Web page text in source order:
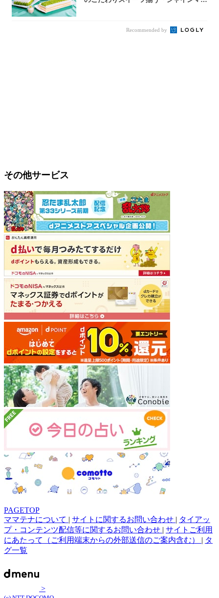
Recommended by
その他サービス
PAGETOP
ママテナについて | サイトに関するお問い合わせ | タイアッ
プ・コンテンツ配信等に関するお問い合わせ | サイトご利用
にあたって（ご利用端末からの外部送信のご案内含む） | タ
グ一覧
>